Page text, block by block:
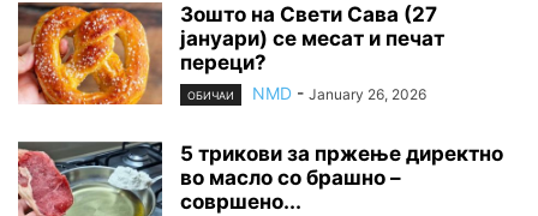
Зошто на Свети Сава (27
јануари) се месат и печат
переци?
ОБИЧАИ NMD - January 26, 2026
5 трикови за пржење директно
во масло со брашно –
совршено...